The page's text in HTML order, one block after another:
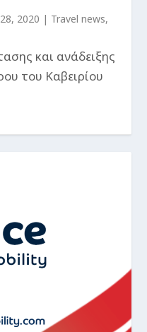
2020 | Travel news,
και ανάδειξης
του Καβειρίου